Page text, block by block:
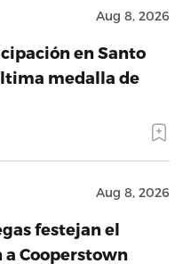
Aug 8, 2026
en Santo
medalla de
Aug 8, 2026
festejan el
a Cooperstown